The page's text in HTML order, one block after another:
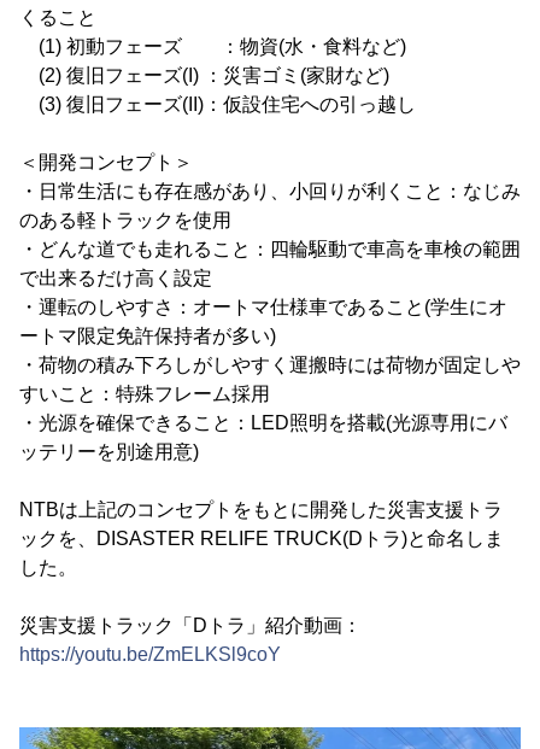
くること
(1) 初動フェーズ ：物資(水・食料など)
(2) 復旧フェーズ(I) ：災害ゴミ(家財など)
(3) 復旧フェーズ(II)：仮設住宅への引っ越し
＜開発コンセプト＞
・日常生活にも存在感があり、小回りが利くこと：なじみ
のある軽トラックを使用
・どんな道でも走れること：四輪駆動で車高を車検の範囲
で出来るだけ高く設定
・運転のしやすさ：オートマ仕様車であること(学生にオ
ートマ限定免許保持者が多い)
・荷物の積み下ろしがしやすく運搬時には荷物が固定しや
すいこと：特殊フレーム採用
・光源を確保できること：LED照明を搭載(光源専用にバ
ッテリーを別途用意)
NTBは上記のコンセプトをもとに開発した災害支援トラ
ックを、DISASTER RELIFE TRUCK(Dトラ)と命名しま
した。
災害支援トラック「Dトラ」紹介動画：
https://youtu.be/ZmELKSl9coY